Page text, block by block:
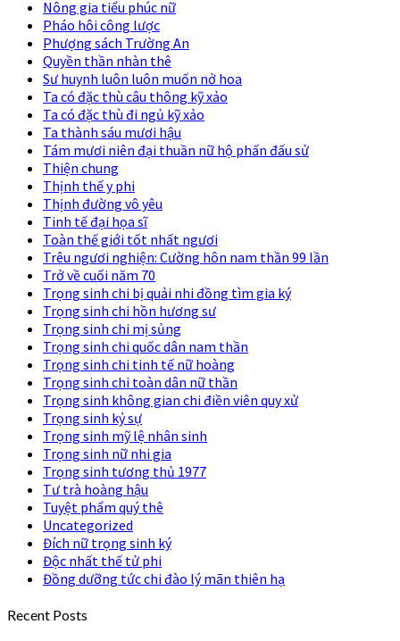
Nông gia tiểu phúc nữ
Pháo hôi công lược
Phượng sách Trường An
Quyền thần nhàn thê
Sư huynh luôn luôn muốn nở hoa
Ta có đặc thù câu thông kỹ xảo
Ta có đặc thù đi ngủ kỹ xảo
Ta thành sáu mươi hậu
Tám mươi niên đại thuần nữ hộ phấn đấu sử
Thiện chung
Thịnh thế y phi
Thịnh đường vô yêu
Tinh tế đại họa sĩ
Toàn thế giới tốt nhất ngươi
Trêu ngươi nghiện: Cường hôn nam thần 99 lần
Trở về cuối năm 70
Trọng sinh chi bị quải nhi đồng tìm gia ký
Trọng sinh chi hồn hương sư
Trọng sinh chi mị sủng
Trọng sinh chi quốc dân nam thần
Trọng sinh chi tinh tế nữ hoàng
Trọng sinh chi toàn dân nữ thần
Trọng sinh không gian chi điền viên quy xử
Trọng sinh kỷ sự
Trọng sinh mỹ lệ nhân sinh
Trọng sinh nữ nhi gia
Trọng sinh tương thủ 1977
Tư trà hoàng hậu
Tuyệt phẩm quý thê
Uncategorized
Đích nữ trọng sinh ký
Độc nhất thế tử phi
Đồng dưỡng tức chi đào lý mãn thiên hạ
Recent Posts